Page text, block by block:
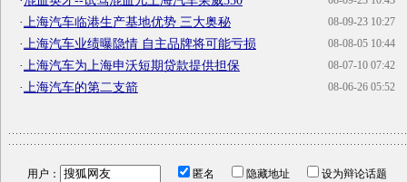
08-09-23 10:27
· 上海汽车临港生产基地优势 三大奥秘
08-08-05 10:44
· 上海汽车业绩曝隐情 自主品牌将可能亏损
08-07-10 07:42
· 上海汽车为上海申沃短期贷款提供担保
08-06-26 05:52
· 上海汽车的第二支箭
用户： 匿名 隐藏地址
设为辩论话题